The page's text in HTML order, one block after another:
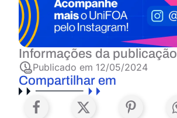
Informações da publicação
Publicado em 12/05/2024
Compartilhar em